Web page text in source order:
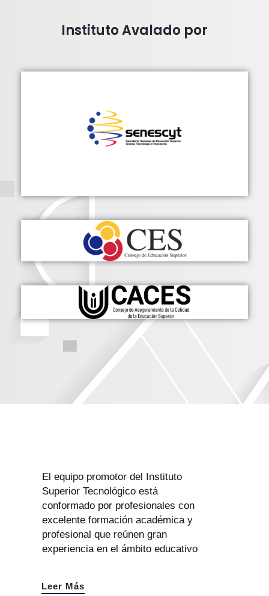
Instituto Avalado por
El equipo promotor del Instituto
Superior Tecnológico está
conformado por profesionales con
excelente formación académica y
profesional que reúnen gran
experiencia en el ámbito educativo
Leer Más